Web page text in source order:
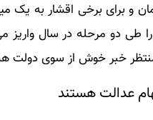
طی دو مرحله در سال
خبر خوش از سوی دولت
عدالت هستند